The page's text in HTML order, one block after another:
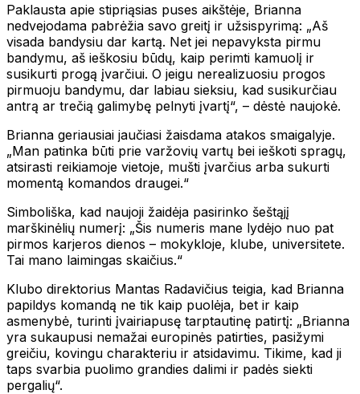
Paklausta apie stipriąsias puses aikštėje, Brianna
nedvejodama pabrėžia savo greitį ir užsispyrimą: „Aš
visada bandysiu dar kartą. Net jei nepavyksta pirmu
bandymu, aš ieškosiu būdų, kaip perimti kamuolį ir
susikurti progą įvarčiui. O jeigu nerealizuosiu progos
pirmuoju bandymu, dar labiau sieksiu, kad susikurčiau
antrą ar trečią galimybę pelnyti įvartį“, – dėstė naujokė.
Brianna geriausiai jaučiasi žaisdama atakos smaigalyje.
„Man patinka būti prie varžovių vartų bei ieškoti spragų,
atsirasti reikiamoje vietoje, mušti įvarčius arba sukurti
momentą komandos draugei.“
Simboliška, kad naujoji žaidėja pasirinko šeštąjį
marškinėlių numerį: „Šis numeris mane lydėjo nuo pat
pirmos karjeros dienos – mokykloje, klube, universitete.
Tai mano laimingas skaičius.“
Klubo direktorius Mantas Radavičius teigia, kad Brianna
papildys komandą ne tik kaip puolėja, bet ir kaip
asmenybė, turinti įvairiapusę tarptautinę patirtį: „Brianna
yra sukaupusi nemažai europinės patirties, pasižymi
greičiu, kovingu charakteriu ir atsidavimu. Tikime, kad ji
taps svarbia puolimo grandies dalimi ir padės siekti
pergalių“.